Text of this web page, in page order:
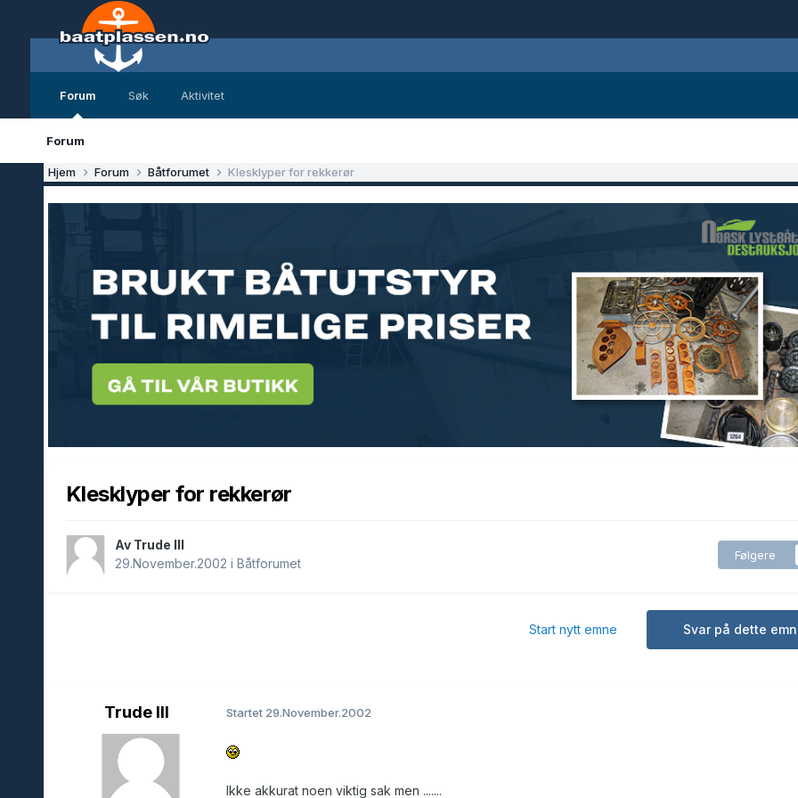
Forum
Forum
Søk Aktivitet
Hjem Forum Båtforumet Klesklyper for rekkerør
Klesklyper for rekkerør
Av Trude III
29.November.2002 i Båtforumet
Følgere
Svar på dette
Start nytt emne
Trude III Startet 29.November.2002
Ikke akkurat noen viktig sak men .......